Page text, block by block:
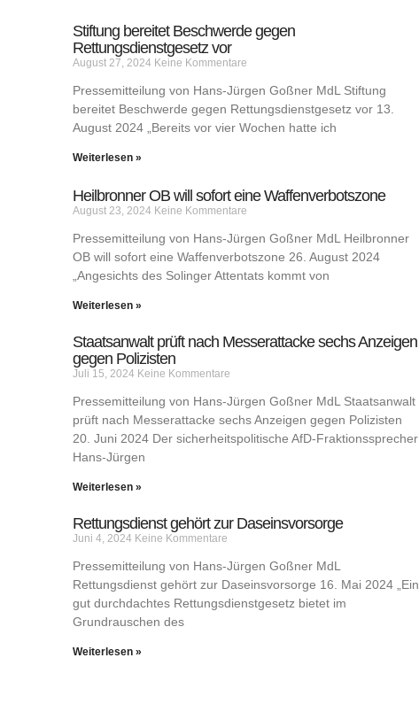
Stiftung bereitet Beschwerde gegen
Rettungsdienstgesetz vor
August 27, 2024 Keine Kommentare
Pressemitteilung von Hans-Jürgen Goßner MdL Stiftung
bereitet Beschwerde gegen Rettungsdienstgesetz vor 13.
August 2024 „Bereits vor vier Wochen hatte ich
Weiterlesen »
Heilbronner OB will sofort eine Waffenverbotszone
August 23, 2024 Keine Kommentare
Pressemitteilung von Hans-Jürgen Goßner MdL Heilbronner
OB will sofort eine Waffenverbotszone 26. August 2024
„Angesichts des Solinger Attentats kommt von
Weiterlesen »
Staatsanwalt prüft nach Messerattacke sechs Anzeigen
gegen Polizisten
Juli 15, 2024 Keine Kommentare
Pressemitteilung von Hans-Jürgen Goßner MdL Staatsanwalt
prüft nach Messerattacke sechs Anzeigen gegen Polizisten
20. Juni 2024 Der sicherheitspolitische AfD-Fraktionssprecher
Hans-Jürgen
Weiterlesen »
Rettungsdienst gehört zur Daseinsvorsorge
Juni 4, 2024 Keine Kommentare
Pressemitteilung von Hans-Jürgen Goßner MdL
Rettungsdienst gehört zur Daseinsvorsorge 16. Mai 2024 „Ein
gut durchdachtes Rettungsdienstgesetz bietet im
Grundrauschen des
Weiterlesen »